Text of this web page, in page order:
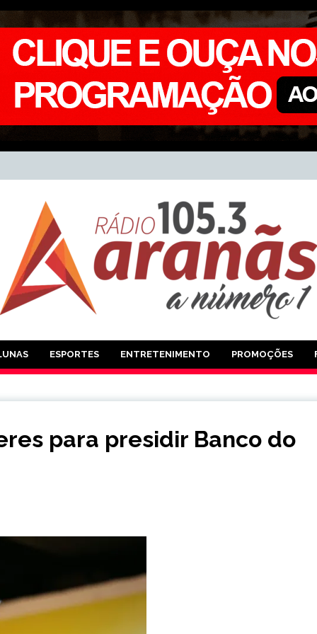
ESPORTES ENTRETENIMENTO PROMOÇÕES
para presidir Banco do